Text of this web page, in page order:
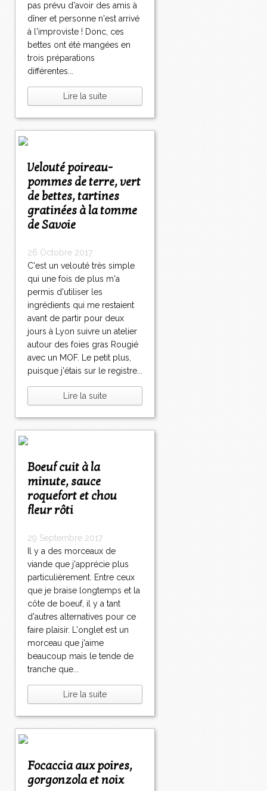
pas prévu d'avoir des amis à
dîner et personne n'est arrivé
à l'improviste ! Donc, ces
bettes ont été mangées en
trois préparations
différentes...
Lire la suite
Velouté poireau-
pommes de terre, vert
de bettes, tartines
gratinées à la tomme
de Savoie
26 Octobre 2017
C'est un velouté très simple
qui une fois de plus m'a
permis d'utiliser les
ingrédients qui me restaient
avant de partir pour deux
jours à Lyon suivre un atelier
autour des foies gras Rougié
avec un MOF. Le petit plus,
puisque j'étais sur le registre...
Lire la suite
Boeuf cuit à la
minute, sauce
roquefort et chou
fleur rôti
29 Septembre 2017
Il y a des morceaux de
viande que j'apprécie plus
particulièrement. Entre ceux
que je braise longtemps et la
côte de boeuf, il y a tant
d'autres alternatives pour ce
faire plaisir. L'onglet est un
morceau que j'aime
beaucoup mais le tende de
tranche que...
Lire la suite
Focaccia aux poires,
gorgonzola et noix